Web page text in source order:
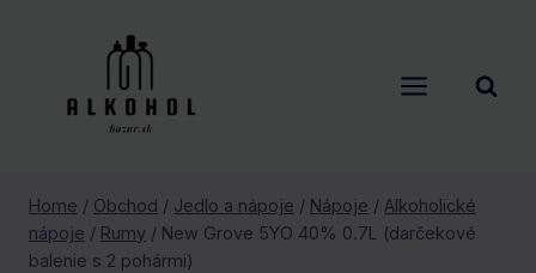
Home / Obchod / Jedlo a nápoje / Nápoje / Alkoholické
nápoje / Rumy / New Grove 5YO 40% 0.7L (darčekové
balenie s 2 pohármi)